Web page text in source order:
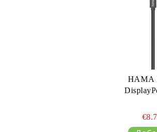
HAMA